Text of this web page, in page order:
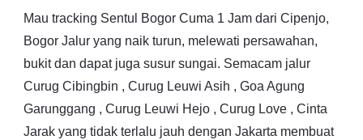
Mau tracking Sentul Bogor Cuma 1 Jam dari Cipenjo,
Bogor Jalur yang naik turun, melewati persawahan,
bukit dan dapat juga susur sungai. Semacam jalur
Curug Cibingbin , Curug Leuwi Asih , Goa Agung
Garunggang , Curug Leuwi Hejo , Curug Love , Cinta
Jarak yang tidak terlalu jauh dengan Jakarta membuat